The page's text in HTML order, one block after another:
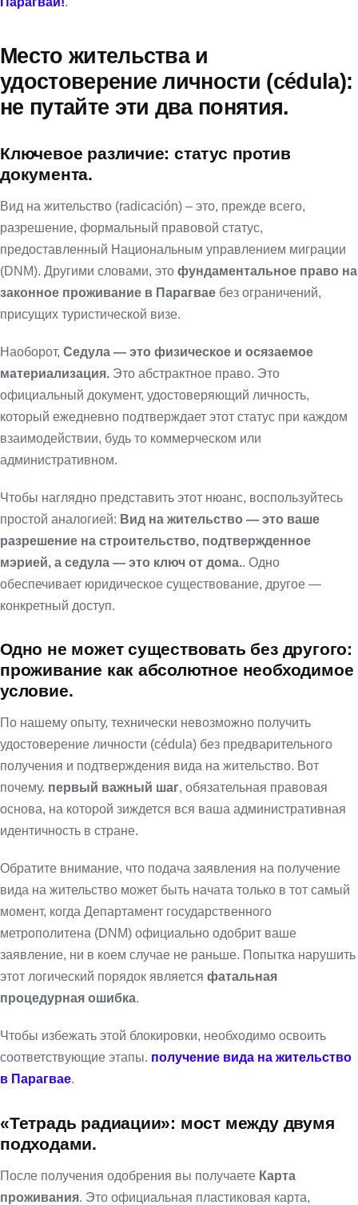
Место жительства и
удостоверение личности (cédula):
не путайте эти два понятия.
Ключевое различие: статус против
документа.
Вид на жительство (radicación) – это, прежде всего,
разрешение, формальный правовой статус,
предоставленный Национальным управлением миграции
(DNM). Другими словами, это фундаментальное право на
законное проживание в Парагвае без ограничений,
присущих туристической визе.
Наоборот, Седула — это физическое и осязаемое
материализация. Это абстрактное право. Это
официальный документ, удостоверяющий личность,
который ежедневно подтверждает этот статус при каждом
взаимодействии, будь то коммерческом или
административном.
Чтобы наглядно представить этот нюанс, воспользуйтесь
простой аналогией: Вид на жительство — это ваше
разрешение на строительство, подтвержденное
мэрией, а седула — это ключ от дома.. Одно
обеспечивает юридическое существование, другое —
конкретный доступ.
Одно не может существовать без другого:
проживание как абсолютное необходимое
условие.
По нашему опыту, технически невозможно получить
удостоверение личности (cédula) без предварительного
получения и подтверждения вида на жительство. Вот
почему. первый важный шаг, обязательная правовая
основа, на которой зиждется вся ваша административная
идентичность в стране.
Обратите внимание, что подача заявления на получение
вида на жительство может быть начата только в тот самый
момент, когда Департамент государственного
метрополитена (DNM) официально одобрит ваше
заявление, ни в коем случае не раньше. Попытка нарушить
этот логический порядок является фатальная
процедурная ошибка.
Чтобы избежать этой блокировки, необходимо освоить
соответствующие этапы. получение вида на жительство
в Парагвае.
«Тетрадь радиации»: мост между двумя
подходами.
После получения одобрения вы получаете Карта
проживания. Это официальная пластиковая карта,